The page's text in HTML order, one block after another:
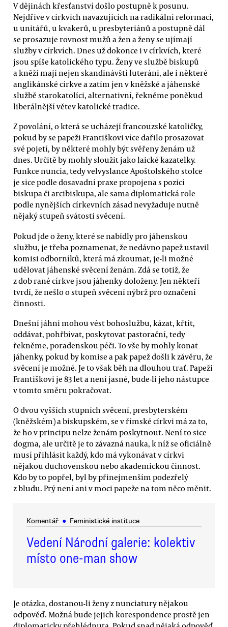
V dějinách křesťanství došlo postupně k posunu.
Nejdříve v církvích navazujících na radikální reformaci,
u unitářů, u kvakerů, u presbyteriánů a postupně dál
se prosazuje rovnost mužů a žen a ženy se ujímají
služby v církvích. Dnes už dokonce i v církvích, které
jsou spíše katolického typu. Ženy ve službě biskupů
a kněží mají nejen skandinávští luteráni, ale i některé
anglikánské církve a zatím jen v kněžské a jáhenské
službě starokatolíci, alternativní, řekněme poněkud
liberálnější větev katolické tradice.
Z povolání, o která se ucházejí francouzské katoličky,
pokud by se papeži Františkovi více dařilo prosazovat
své pojetí, by některé mohly být svěřeny ženám už
dnes. Určitě by mohly sloužit jako laické kazatelky.
Funkce nuncia, tedy velvyslance Apoštolského stolce
je sice podle dosavadní praxe propojena s pozicí
biskupa či arcibiskupa, ale sama diplomatická role
podle nynějších církevních zásad nevyžaduje nutně
nějaký stupeň svátosti svěcení.
Pokud jde o ženy, které se nabídly pro jáhenskou
službu, je třeba poznamenat, že nedávno papež ustavil
komisi odborníků, která má zkoumat, je-li možné
udělovat jáhenské svěcení ženám. Zdá se totiž, že
z dob rané církve jsou jáhenky doloženy. Jen někteří
tvrdí, že nešlo o stupeň svěcení nýbrž pro označení
činnosti.
Dnešní jáhni mohou vést bohoslužbu, kázat, křtít,
oddávat, pohřbívat, poskytovat pastorační, tedy
řekněme, poradenskou péči. To vše by mohly konat
jáhenky, pokud by komise a pak papež došli k závěru, že
svěcení je možné. Je to však běh na dlouhou trať. Papeži
Františkovi je 83 let a není jasné, bude-li jeho nástupce
v tomto směru pokračovat.
O dvou vyšších stupních svěcení, presbyterském
(kněžském) a biskupském, se v římské církvi má za to,
že ho v principu nelze ženám poskytnout. Není to sice
dogma, ale určitě je to závazná nauka, k níž se oficiálně
musí přihlásit každý, kdo má vykonávat v církvi
nějakou duchovenskou nebo akademickou činnost.
Kdo by to popřel, byl by přinejmenším podezřelý
z bludu. Prý není ani v moci papeže na tom něco měnit.
Komentář ● Feministické instituce
Vedení Národní galerie: kolektiv
místo one-man show
Je otázka, dostanou-li ženy z nunciatury nějakou
odpověď. Možná bude jejich korespondence prostě jen